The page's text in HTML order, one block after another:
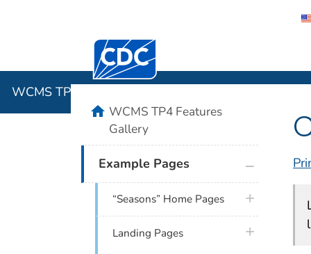
Centers for Disease Control and
WCMS TP4 Features Gallery
homeWCMS TP4 Features
Gallery
Example Pages plus icon
“Seasons” Home Pages plus icon
Landing Pages plus icon